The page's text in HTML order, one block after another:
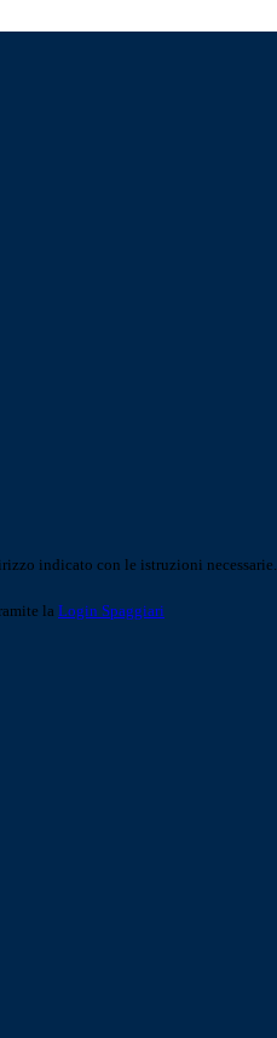
indicato con le istruzioni necessarie.
la Login Spaggiari